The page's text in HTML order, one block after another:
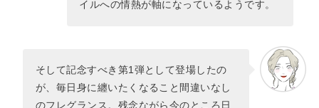
イルへの情熱が軸になっているようです。
そして記念すべき第1弾として登場したの
が、毎日身に纏いたくなること間違いなし
のフレグランス。残念ながら今のところ日